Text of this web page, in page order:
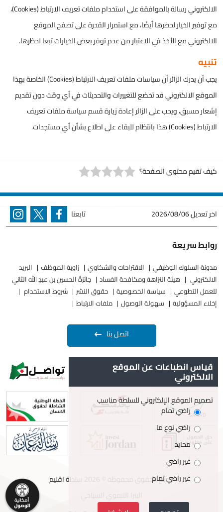
قياس انطباعات عن الموقع
الالكتروني
تصميم الموقع الإلكتروني للسلطة مناسب
راضي تمام
راضي نوع ما
محايد
غير راضي
غير راضي تمام
الالكتروني رسالة بالموافقة على استخدام ملفات تعريف الارتباط (Cookies)،
مع توفير الخيار لحظرها أيضًا، مع استمرار القدرة على تصفح الموقع
الالكتروني مع الأخذ في الاعتبار من عدم توفر بعض الخيارات تبعا لحظرها.
تنبيه
يجب أن يدرك الزائر أن سياسات ملفات تعريف الارتباط (Cookies) الخاصة بهذا
الموقع الالكتروني قد تخضع للتغييرات والتحديثات في أي وقت دون تقديم
إشعار مسبق، ويجب على الزائر إعادة زيارة قسم سياسة ملفات تعريف
الارتباط (Cookies) هذا بانتظام للبقاء على اطلاع بشأن أي مستجدات.
كيف تقيم محتوى الصفحة؟
اخر تعديل2026/08/06 تابعنا
روابط سريعة
مدونة السلوك الوظيفي الاقتراحات والشكاوي زاوية الموظف
البريد
الالكتروني
هيئة النزاهة ومكافحة الفساد
جائزةُ الحسين بن عبدِ الله الثاني
للعملِ التطوعيِ
سياسة الخصوصية حقوق النشر
شروط الاستخدام
إخلاء المسؤولية
سهولة الوصول ملفات الارتباط
اتصل بنا
جميع الحقوق محفوظة © 2026 سلطة اقليم